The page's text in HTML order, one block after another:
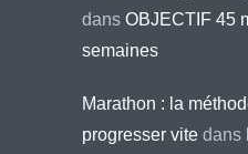
dans OBJECTIF 45
semaines
Marathon : la
progresser vite dans